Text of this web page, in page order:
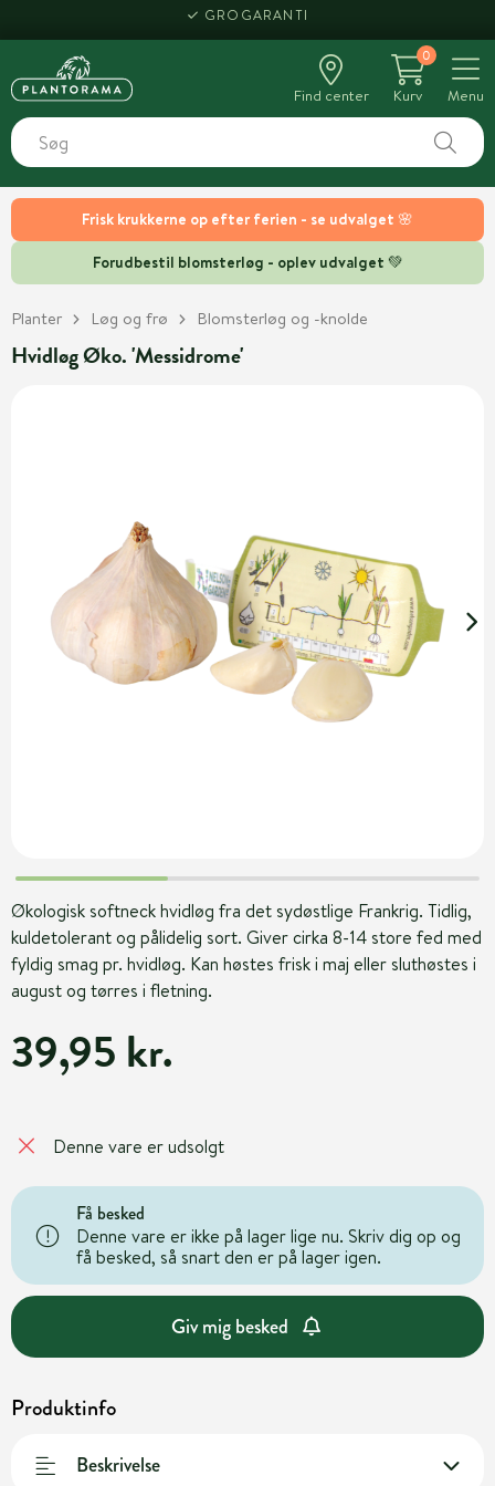
Frisk krukkerne op efter ferien - se udvalget 🌸
Forudbestil blomsterløg - oplev udvalget 💚
GROGARANTI
Find center
0
Kurv
Menu
Planter Løg og frø Blomsterløg og -knolde
Hvidløg Øko. 'Messidrome'
Økologisk softneck hvidløg fra det sydøstlige Frankrig. Tidlig,
kuldetolerant og pålidelig sort. Giver cirka 8-14 store fed med
fyldig smag pr. hvidløg. Kan høstes frisk i maj eller sluthøstes i
august og tørres i fletning.
39,95 kr.
Denne vare er udsolgt
Få besked
Denne vare er ikke på lager lige nu. Skriv dig op og
få besked, så snart den er på lager igen.
Giv mig besked
Produktinfo
Beskrivelse